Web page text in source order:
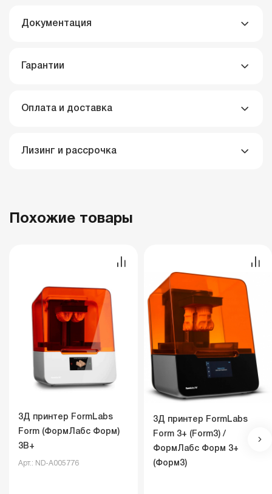
Документация
Гарантии
Оплата и доставка
Лизинг и рассрочка
Похожие товары
3Д принтер FormLabs
Form (ФормЛабс Форм)
3B+
Арт.: ND-A005776
3Д принтер FormLabs
Form 3+ (Form3) /
ФормЛабс Форм 3+
(Форм3)